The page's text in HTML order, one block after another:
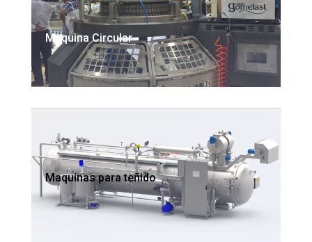
Maquina Circular
Maquinas para teñido